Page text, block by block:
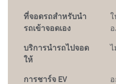
ที่จอดรถสำหรับนำ
รถเข้าจอดเอง
ใ
บริการนำรถไปจอด
ให้
การชาร์จ EV